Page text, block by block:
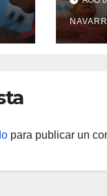
con
para publicar un